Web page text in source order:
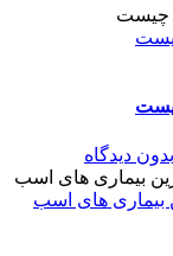
بدون ديدگاه
بیماری های اسب